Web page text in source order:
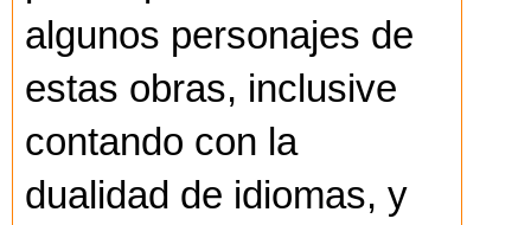
algunos personajes de
estas obras, inclusive
contando con la
dualidad de idiomas, y